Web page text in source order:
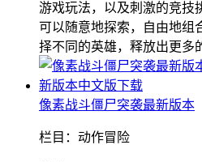
游戏玩法，以及刺激的竞技
可以随意地探索，自由地组
择不同的英雄，释放出更多
像素战斗僵尸突袭最新版本
栏目： 动作冒险